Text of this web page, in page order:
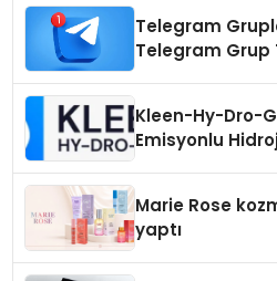
Telegram
Telegram Grup
Kleen-Hy-Dro-
Emisyonlu
Marie Rose
yaptı